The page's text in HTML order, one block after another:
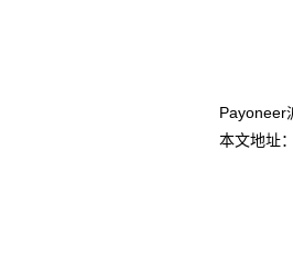
Payoneer
本文地址：